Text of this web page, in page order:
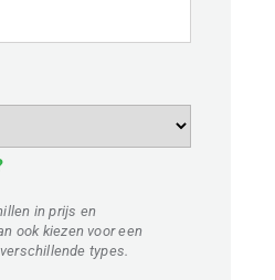
in prijs en
ook kiezen voor een
types.